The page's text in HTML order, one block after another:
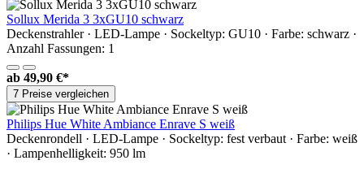
Sollux Merida 3 3xGU10 schwarz
Deckenstrahler · LED-Lampe · Sockeltyp: GU10 · Farbe: schwarz ·
Anzahl Fassungen: 1
ab 49,90 €*
7 Preise vergleichen
Philips Hue White Ambiance Enrave S weiß
Deckenrondell · LED-Lampe · Sockeltyp: fest verbaut · Farbe: weiß
· Lampenhelligkeit: 950 lm